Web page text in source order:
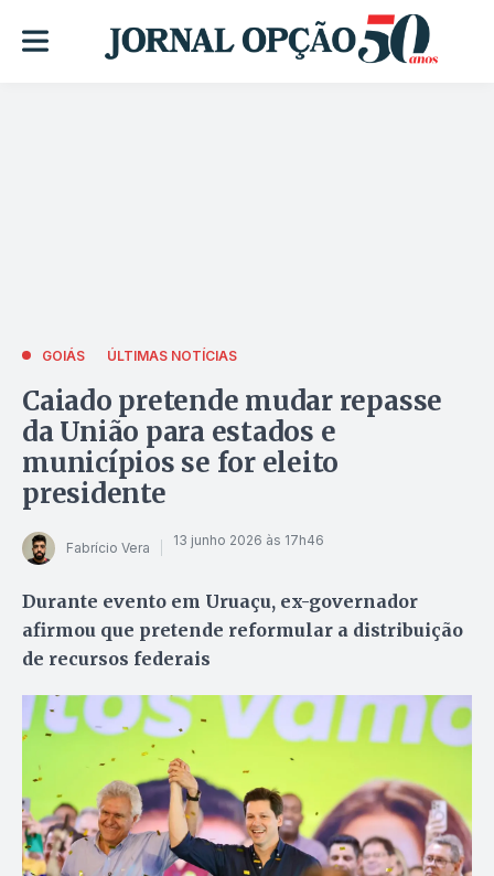
GOIÁS ÚLTIMAS NOTÍCIAS
Caiado pretende mudar repasse
da União para estados e
municípios se for eleito
presidente
Fabrício Vera 13 junho 2026 às 17h46
Durante evento em Uruaçu, ex-governador
afirmou que pretende reformular a distribuição
de recursos federais